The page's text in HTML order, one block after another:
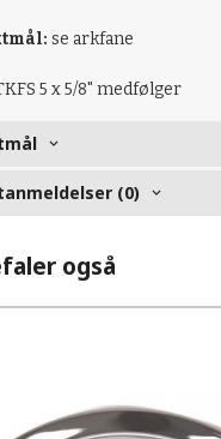
se arkfane
5 x 5/8" medfølger
(0)
også